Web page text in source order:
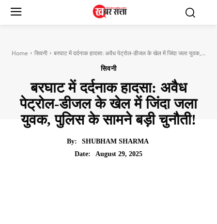
Home सिवनी बरघाट में दर्दनाक हादसा: अवैध पेट्रोल-डीजल के खेल में जिंदा जला युवक,...
सिवनी
बरघाट में दर्दनाक हादसा: अवैध
पेट्रोल-डीजल के खेल में जिंदा जला
युवक, पुलिस के सामने बड़ी चुनौती!
By:
SHUBHAM SHARMA
Date:
August 29, 2025